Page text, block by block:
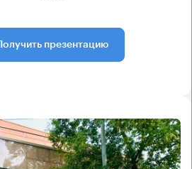
Получить презентацию